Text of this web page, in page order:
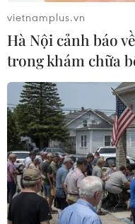
vietnamplus.vn
Hà Nội cảnh báo
trong khám chữa